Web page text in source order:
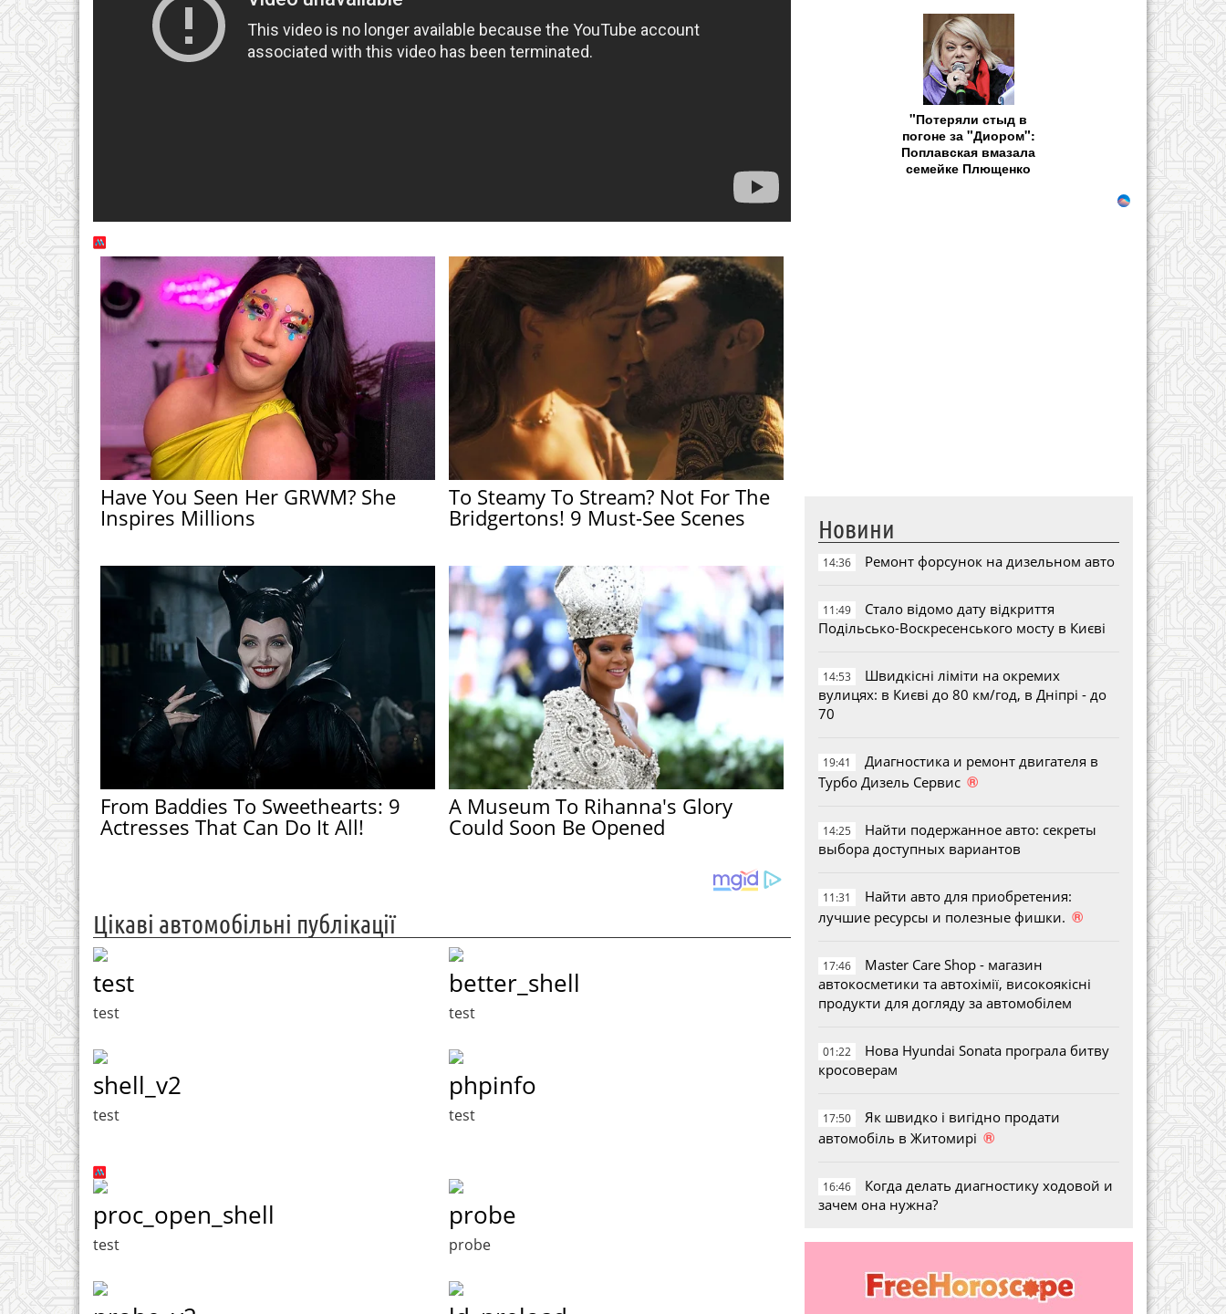
Have You Seen Her GRWM? She
Inspires Millions
To Steamy To Stream? Not For The
Bridgertons! 9 Must-See Scenes
From Baddies To Sweethearts: 9
Actresses That Can Do It All!
A Museum To Rihanna's Glory
Could Soon Be Opened
Цікаві автомобільні публікації
test
test
better_shell
test
shell_v2
test
phpinfo
test
proc_open_shell
test
probe
probe
"Потеряли стыд в
погоне за "Диором":
Поплавская вмазала
семейке Плющенко
Новини
14:36 Ремонт форсунок на дизельном авто
11:49
Стало відомо дату відкриття
Подільсько-Воскресенського мосту в Києві
14:53
Швидкісні ліміти на окремих
вулицях: в Києві до 80 км/год, в Дніпрі - до
70
19:41
Диагностика и ремонт двигателя в
Турбо Дизель Сервис ®
14:25
Найти подержанное авто: секреты
выбора доступных вариантов
11:31
Найти авто для приобретения:
лучшие ресурсы и полезные фишки. ®
17:46
Master Care Shop - магазин
автокосметики та автохімії, високоякісні
продукти для догляду за автомобілем
01:22
Нова Hyundai Sonata програла битву
кросоверам
17:50
Як швидко і вигідно продати
автомобіль в Житомирі ®
16:46
Когда делать диагностику ходовой и
зачем она нужна?